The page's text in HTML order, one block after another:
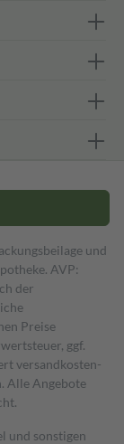
und
AVP:
der
Preise
ggf.
versand­kosten­
Alle Angebote
und sonstigen